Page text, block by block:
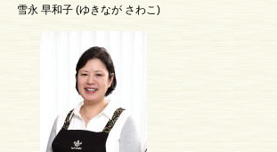
雪永 早和子 (ゆきなが さわこ)